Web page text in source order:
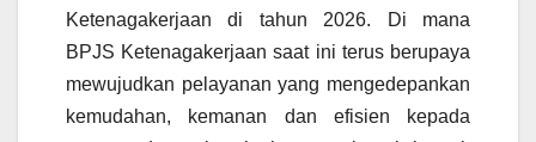
Ketenagakerjaan di tahun 2026. Di mana
BPJS Ketenagakerjaan saat ini terus berupaya
mewujudkan pelayanan yang mengedepankan
kemudahan, kemanan dan efisien kepada